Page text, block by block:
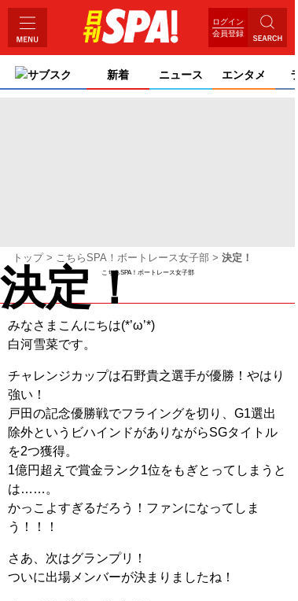
ログイン
会員登録
サブスク 新着 ニュース エンタメ
トップ こちらSPA！ボートレース女子部 決定！
こちらSPA！ボートレース女子部
決定！
みなさまこんにちは(*’ω’*)
白河雪菜です。
チャレンジカップは石野貴之選手が優勝！やはり
強い！
戸田の記念優勝戦でフライングを切り、G1選出
除外というビハインドがありながらSGタイトル
を2つ獲得。
1億円超えで賞金ランク1位をもぎとってしまうと
は……。
かっこよすぎるだろう！ファンになってしま
う！！！
さあ、次はグランプリ！
ついに出場メンバーが決まりましたね！